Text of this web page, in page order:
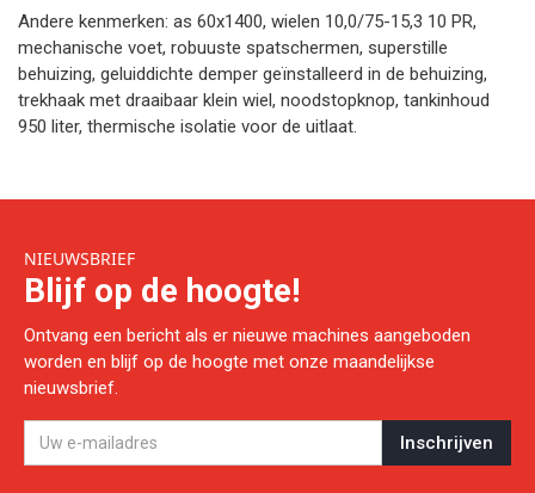
Andere kenmerken: as 60x1400, wielen 10,0/75-15,3 10 PR,
mechanische voet, robuuste spatschermen, superstille
behuizing, geluiddichte demper geïnstalleerd in de behuizing,
trekhaak met draaibaar klein wiel, noodstopknop, tankinhoud
950 liter, thermische isolatie voor de uitlaat.
NIEUWSBRIEF
Blijf op de hoogte!
Ontvang een bericht als er nieuwe machines aangeboden
worden en blijf op de hoogte met onze maandelijkse
nieuwsbrief.